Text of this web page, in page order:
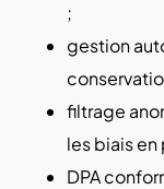
;
gestion
filtrage
les biais
DPA